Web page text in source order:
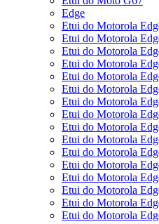
Edge
Etui do Motorola
Etui do Motorola
Etui do Motorola
Etui do Motorola
Etui do Motorola
Etui do Motorola
Etui do Motorola
Etui do Motorola
Etui do Motorola
Etui do Motorola
Etui do Motorola
Etui do Motorola
Etui do Motorola
Etui do Motorola
Etui do Motorola
Etui do Motorola